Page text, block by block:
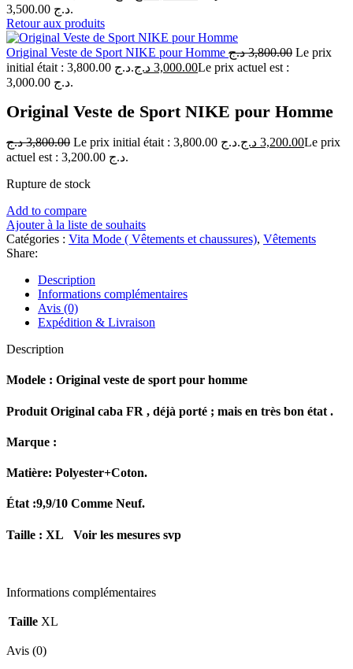
3,500.00 د.ج.
Retour aux produits
Original Veste de Sport NIKE pour Homme 3,800.00 د.ج
Le prix
initial était : 3,800.00 د.ج.
3,000.00 د.ج
Le prix actuel est :
3,000.00 د.ج.
Original Veste de Sport NIKE pour Homme
3,800.00 د.ج Le prix initial était : 3,800.00 د.ج. 3,200.00 د.ج
Le prix
actuel est : 3,200.00 د.ج.
Rupture de stock
Add to compare
Ajouter à la liste de souhaits
Catégories : Vita Mode ( Vêtements et chaussures), Vêtements
Share:
Description
Informations complémentaires
Avis (0)
Expédition & Livraison
Description
Modele : Original veste de sport pour homme
Produit Original caba FR , déjà porté ; mais en très bon état .
Marque :
Matière: Polyester+Coton.
État :9,9/10 Comme Neuf.
Taille : XL Voir les mesures svp
Informations complémentaires
Taille XL
Avis (0)